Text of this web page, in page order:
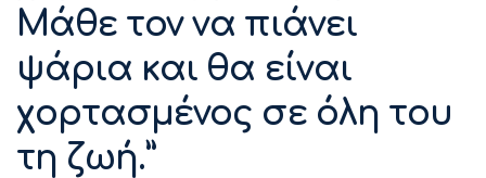
Μάθε τον να πιάνει
ψάρια και θα είναι
χορτασμένος σε όλη του
τη ζωή.”